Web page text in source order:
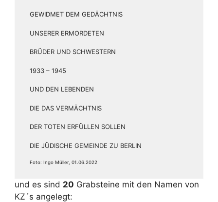
GEWIDMET DEM GEDÄCHTNIS
UNSERER ERMORDETEN
BRÜDER UND SCHWESTERN
1933 – 1945
UND DEN LEBENDEN
DIE DAS VERMÄCHTNIS
DER TOTEN ERFÜLLEN SOLLEN
DIE JÜDISCHE GEMEINDE ZU BERLIN
Foto: Ingo Müller, 01.06.2022
und es sind 20 Grabsteine mit den Namen von
KZ´s angelegt: